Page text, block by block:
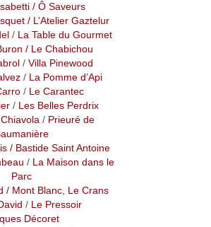
/ Ô Saveurs
/ L’Atelier Gaztelur
/ La Table du Gourmet
/ Le Chabichou
/ Villa Pinewood
/ La Pomme d’Api
/ Le Carantec
/ Les Belles Perdrix
/Prieuré de
/ Bastide Saint Antoine
/ La Maison dans le
Parc
/ Mont Blanc, Le Crans
/ Le Pressoir
Décoret